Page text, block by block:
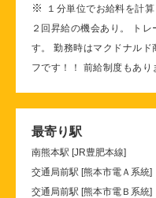
※
１分単位でお給料を計
２回昇給の機会あり。 ト
す。 勤務時はマクドナル
フです！！ 前給制度もあり
最寄り駅
南熊本駅 [JR豊肥本線]
交通局前駅 [熊本市電Ａ系統]
交通局前駅 [熊本市電Ｂ系統]